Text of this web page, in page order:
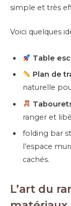
simple et très
Voici quelques
Table
Plan de
naturelle
ranger et
folding bar
l’espace
cachés.
L’art du